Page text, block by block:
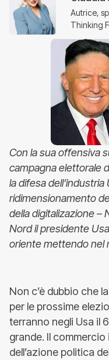
Autrice,
Thinking
Con la sua offensiva
campagna elettorale
la difesa
ridimensionamento
della digitalizazione –
Nord il presidente
oriente mettendo nel
Non c’è dubbio che
per le prossime
terranno negli Usa il
grande. Il
dell’azione politica